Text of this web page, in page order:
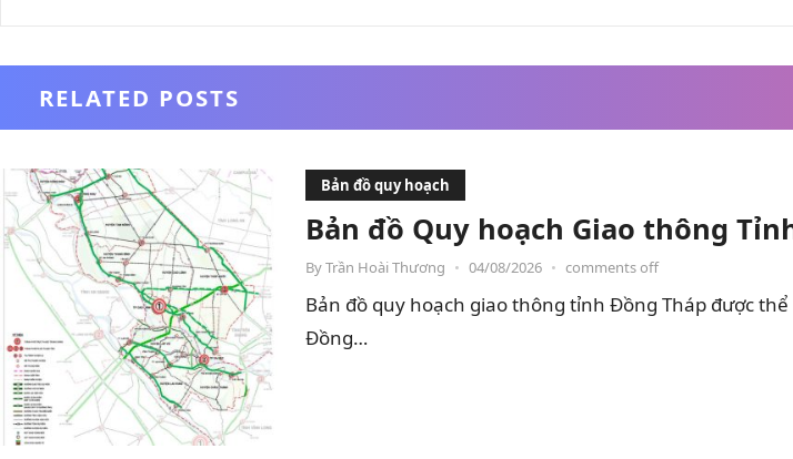
RELATED POSTS
Bản đồ quy hoạch
Bản đồ Quy hoạch Giao thông
ByTrần Hoài Thương • 04/08/2026 • comments off
Bản đồ quy hoạch giao thông tỉnh Đồng Tháp được
Đồng…